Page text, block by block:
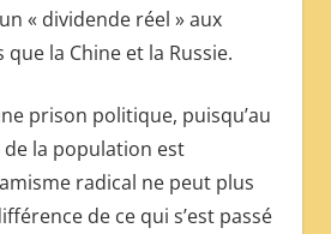
« dividende réel » aux
la Chine et la Russie.
prison politique, puisqu’au
de la population est
radical ne peut plus
de ce qui s’est passé